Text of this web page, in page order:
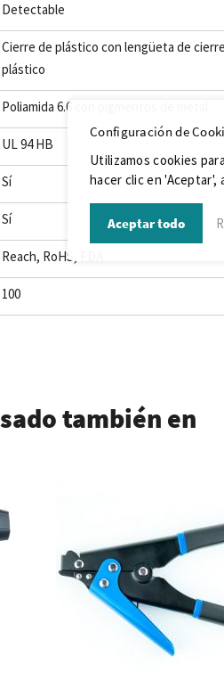
Detectable
Cierre de plástico con lengüeta de
plástico
Poliamida 6.6 con pigmentos de metal
UL 94 HB
Sí
Sí
Reach, RoHS, FDA
100
también en
Configuración de
Utilizamos cookies
hacer clic en
Aceptar todo